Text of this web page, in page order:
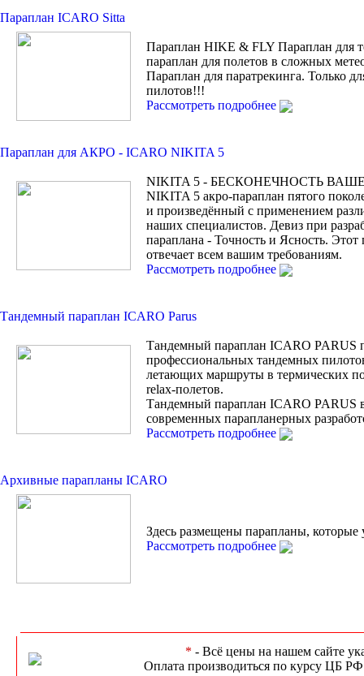
Параплан ICARO Sitta
Параплан HIKE & FLY Параплан для
параплан для полетов в сложных
Параплан для паратрекинга.
пилотов!!!
Рассмотреть подробнее
Параплан для АКРО - ICARO NIKITA 5
NIKITA 5 - БЕСКОНЕЧНОСТЬ
NIKITA 5 акро-параплан пятого
и произведённый с применением
наших специалистов. Девиз при
параплана - Точность и Ясность. Этот
отвечает всем вашим требованиям.
Рассмотреть подробнее
Тандемный параплан ICARO Parus
Тандемный параплан ICARO PARUS
профессиональных тандемных
летающих маршруты в термических
relax-полетов.
Тандемный параплан ICARO PARUS
современных парапланерных
Рассмотреть подробнее
Архивные парапланы ICARO
Здесь размещены парапланы, которые
Рассмотреть подробнее
* - Всё цены на нашем сайте
Оплата производиться по курсу ЦБ